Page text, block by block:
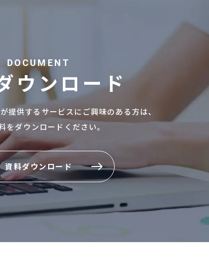
DOCUMENT
ウンロード
提供するサービスにご興味のある方は、
をダウンロードください。
資料ダウンロード
資料ダウンロード